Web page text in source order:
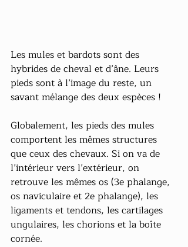
Les mules et bardots sont des
hybrides de cheval et d’âne. Leurs
pieds sont à l’image du reste, un
savant mélange des deux espèces !
Globalement, les pieds des mules
comportent les mêmes structures
que ceux des chevaux. Si on va de
l’intérieur vers l’extérieur, on
retrouve les mêmes os (3e phalange,
os naviculaire et 2e phalange), les
ligaments et tendons, les cartilages
ungulaires, les chorions et la boîte
cornée.